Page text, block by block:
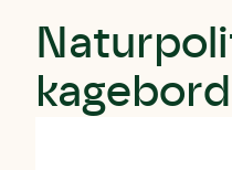
kagebord